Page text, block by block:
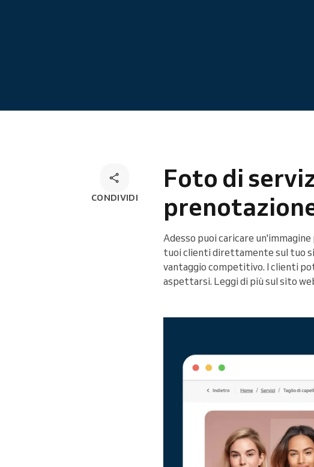
CONDIVIDI
Foto di
Adesso puoi caricare
tuoi clienti direttamente sul tuo
vantaggio competitivo. I clienti
aspettarsi. Leggi di più sul sito